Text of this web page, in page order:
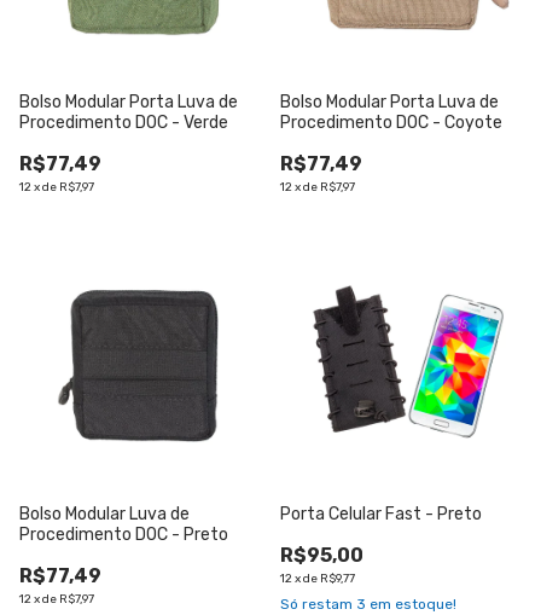
Bolso Modular Porta Luva de
Procedimento DOC - Verde
R$77,49
12xde R$7,97
Bolso Modular Porta Luva de
Procedimento DOC - Coyote
R$77,49
12xde R$7,97
Bolso Modular Luva de
Procedimento DOC - Preto
R$77,49
12xde R$7,97
Porta Celular Fast - Preto
R$95,00
12xde R$9,77
Só restam 3 em estoque!